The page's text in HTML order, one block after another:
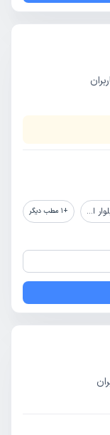
+
1 مطب دیگر